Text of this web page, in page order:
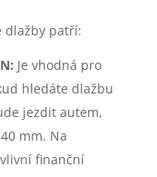
dlažby patří:
Je vhodná pro
hledáte dlažbu
jezdit autem,
mm. Na
finanční